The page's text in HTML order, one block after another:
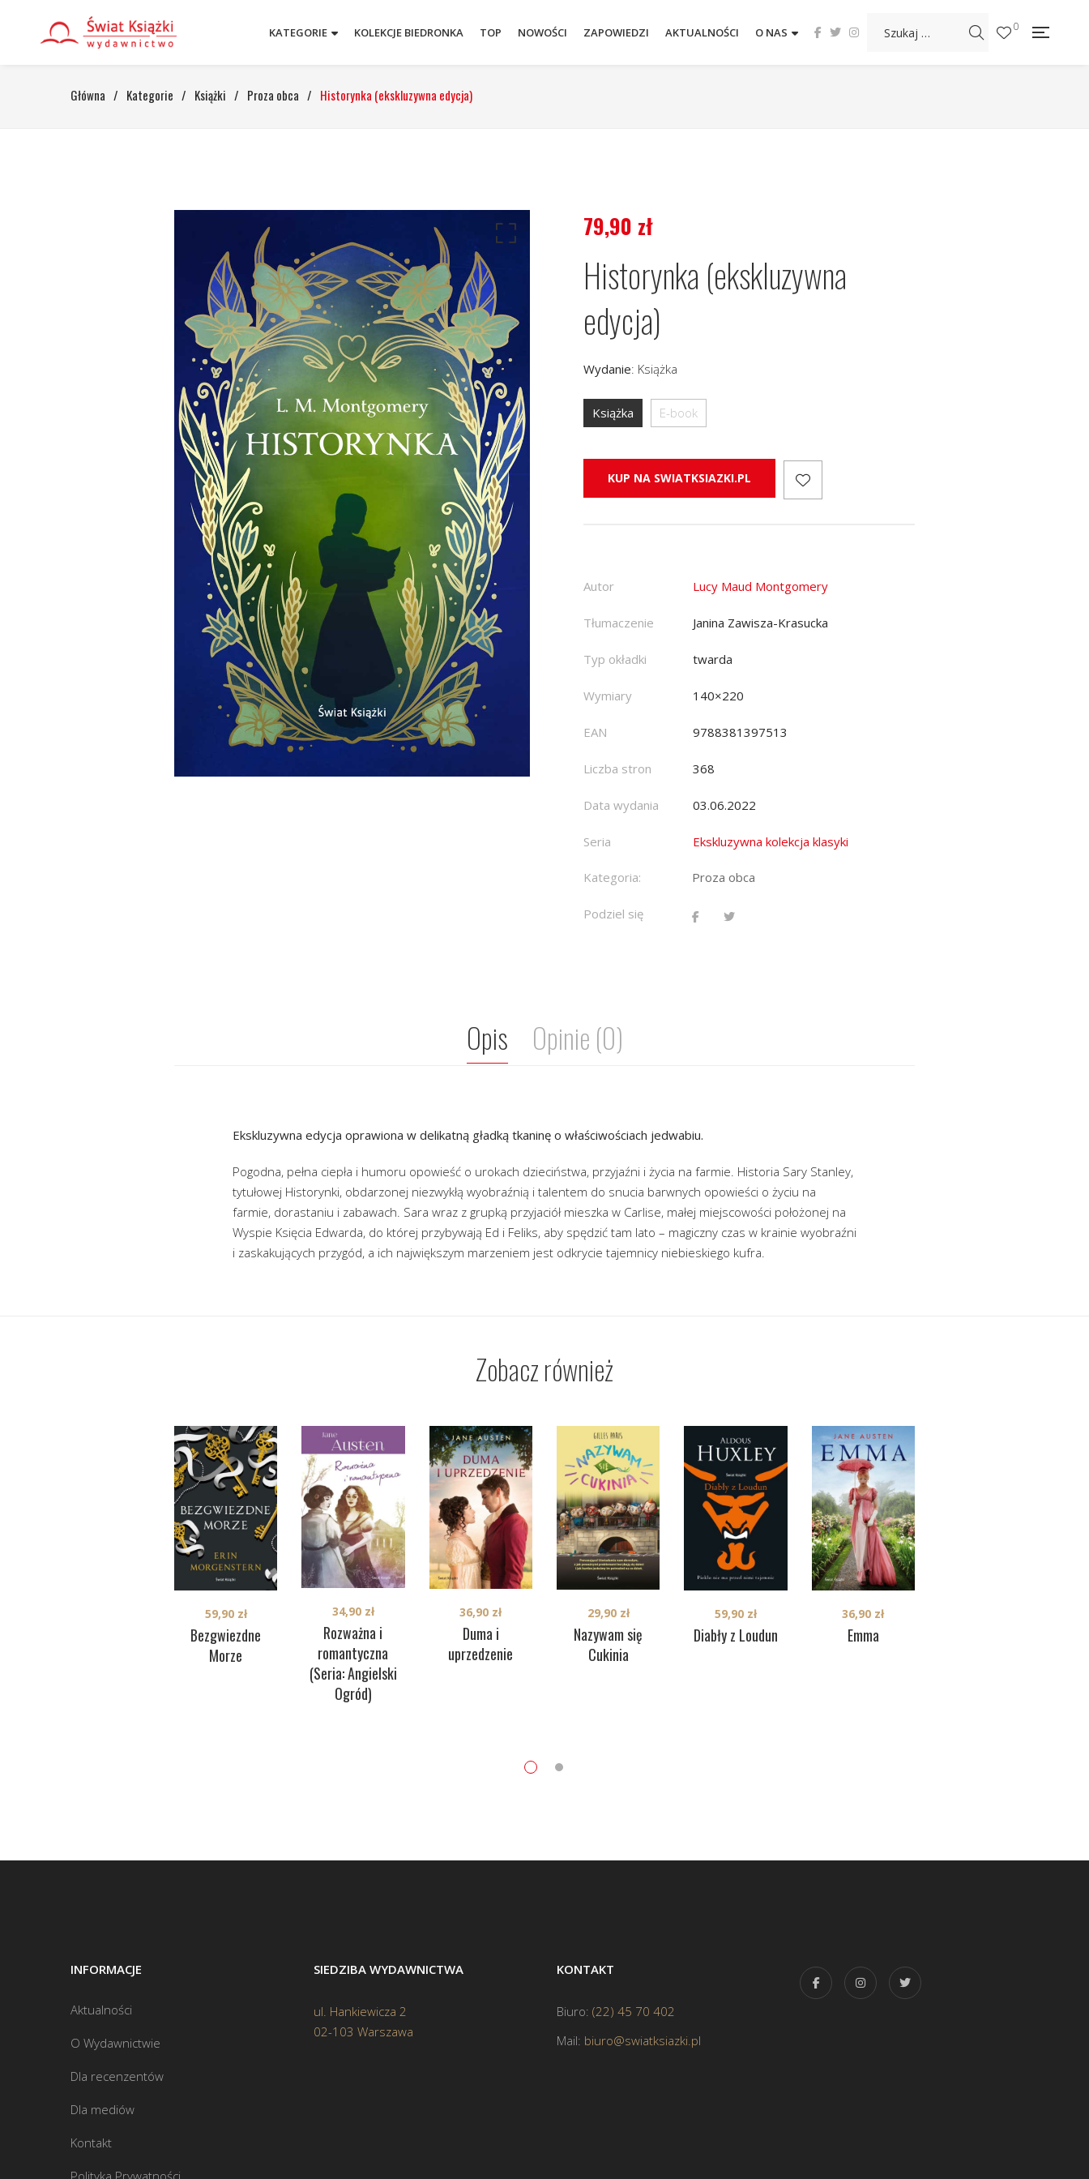
KATEGORIE KOLEKCJE BIEDRONKA TOP NOWOŚCI ZAPOWIEDZI AKTUALNOŚCI O NAS 0
Główna / Kategorie / Książki / Proza obca / Historynka (ekskluzywna edycja)
79,90 zł
Historynka (ekskluzywna
edycja)
Wydanie: Książka
Książka E-book
KUP NA SWIATKSIAZKI.PL
Autor Lucy Maud Montgomery
Tłumaczenie Janina Zawisza-Krasucka
Typ okładki twarda
Wymiary 140×220
EAN 9788381397513
Liczba stron 368
Data wydania 03.06.2022
Seria Ekskluzywna kolekcja klasyki
Kategoria: Proza obca
Podziel się
Opis Opinie (0)
Ekskluzywna edycja oprawiona w delikatną gładką tkaninę o właściwościach jedwabiu.
Pogodna, pełna ciepła i humoru opowieść o urokach dzieciństwa, przyjaźni i życia na farmie. Historia Sary Stanley,
tytułowej Historynki, obdarzonej niezwykłą wyobraźnią i talentem do snucia barwnych opowieści o życiu na
farmie, dorastaniu i zabawach. Sara wraz z grupką przyjaciół mieszka w Carlise, małej miejscowości położonej na
Wyspie Księcia Edwarda, do której przybywają Ed i Feliks, aby spędzić tam lato – magiczny czas w krainie wyobraźni
i zaskakujących przygód, a ich największym marzeniem jest odkrycie tajemnicy niebieskiego kufra.
Zobacz również
Bezgwiezdne
Morze
59,90 zł
Rozważna i
romantyczna
(Seria: Angielski
Ogród)
34,90 zł
Duma i
uprzedzenie
36,90 zł
Nazywam się
Cukinia
29,90 zł
Diabły z Loudun
59,90 zł
Emma
36,90 zł
INFORMACJE
Aktualności
O Wydawnictwie
Dla recenzentów
Dla mediów
Kontakt
SIEDZIBA WYDAWNICTWA
ul. Hankiewicza 2
02-103 Warszawa
KONTAKT
Biuro: (22) 45 70 402
Mail: biuro@swiatksiazki.pl